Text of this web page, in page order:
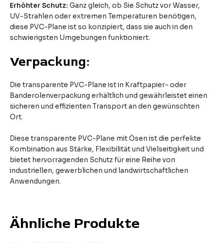
Erhöhter Schutz: Ganz gleich, ob Sie Schutz vor Wasser,
UV-Strahlen oder extremen Temperaturen benötigen,
diese PVC-Plane ist so konzipiert, dass sie auch in den
schwierigsten Umgebungen funktioniert.
Verpackung:
Die transparente PVC-Plane ist in Kraftpapier- oder
Banderolenverpackung erhältlich und gewährleistet einen
sicheren und effizienten Transport an den gewünschten
Ort.
Diese transparente PVC-Plane mit Ösen ist die perfekte
Kombination aus Stärke, Flexibilität und Vielseitigkeit und
bietet hervorragenden Schutz für eine Reihe von
industriellen, gewerblichen und landwirtschaftlichen
Anwendungen.
Ähnliche Produkte